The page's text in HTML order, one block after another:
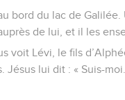
bord du lac de Galilée.
de lui, et il les
voit Lévi, le fils
Jésus lui dit : « Suis-